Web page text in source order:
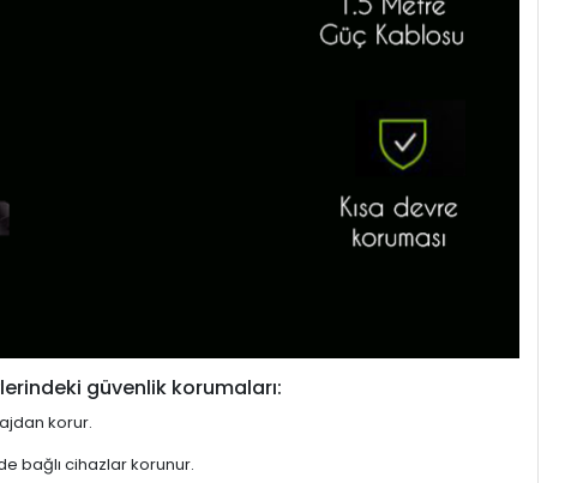
güvenlik korumaları:
korur.
bağlı cihazlar korunur.